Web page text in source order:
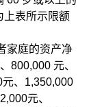
上表所示限额
家庭的资产净
800,000 元、
、1,350,000
元、